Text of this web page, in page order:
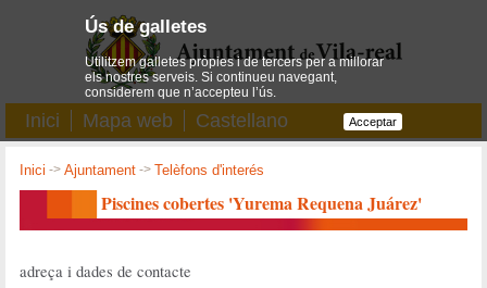
Inici Mapa web Castellano
Inici ->Ajuntament ->Telèfons d'interés
Piscines cobertes 'Yurema Requena Juárez'
adreça i dades de contacte
Ús de galletes
Utilitzem galletes pròpies i de tercers per a millorar
els nostres serveis. Si continueu navegant,
considerem que n’accepteu l’ús.
Acceptar